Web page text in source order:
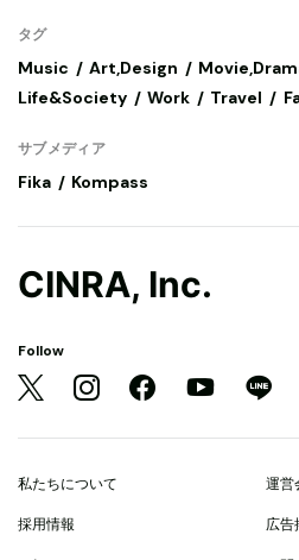
タグ
Music Art,Design
Life&Society
Work Travel
サブメディア
Fika Kompass
CINRA, Inc.
Follow
私たちについて 運営
採用情報 広告